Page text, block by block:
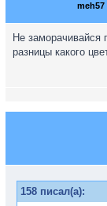
meh57
Не заморачивайся
разницы какого
158 писал(а):